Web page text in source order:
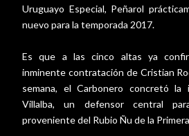
Uruguayo Especial, Peñarol
nuevo para la temporada 2017.
Es que a las cinco altas ya
inminente contratación de Cristian
semana, el Carbonero concretó la
Villalba, un defensor central
proveniente del Rubio Ñu de la